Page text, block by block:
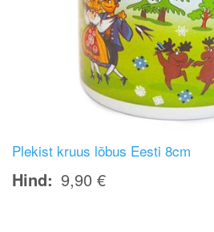
Plekist kruus lõbus Eesti 8cm
Hind 9,90 €